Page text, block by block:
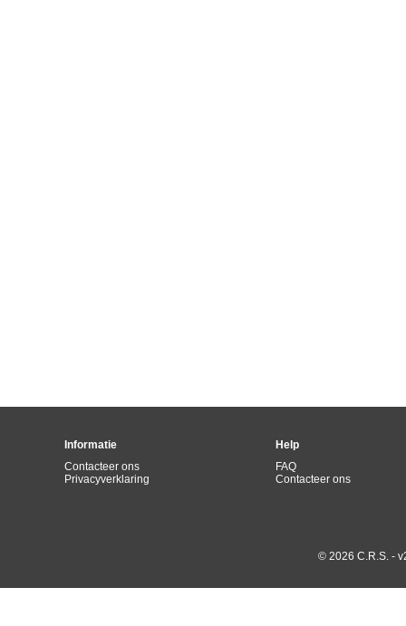
Informatie
Contacteer ons
Privacyverklaring
Help
FAQ
Contacteer ons
© 2026 C.R.S. -